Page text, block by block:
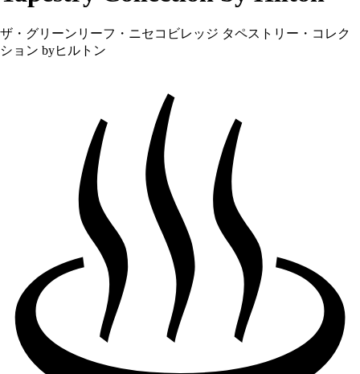
ザ・グリーンリーフ・ニセコビレッジ タペストリー・コレク
ション byヒルトン